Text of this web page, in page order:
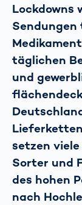
Lockdowns
täglichen
und
setzen
Sorter und
des hohen
nach